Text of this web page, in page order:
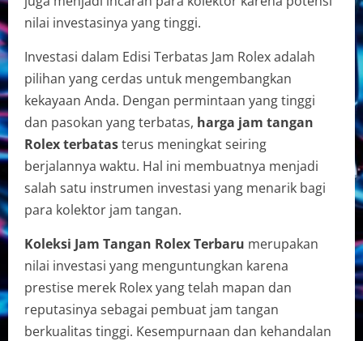
nilai investasinya yang tinggi.
Investasi dalam Edisi Terbatas Jam Rolex adalah
pilihan yang cerdas untuk mengembangkan
kekayaan Anda. Dengan permintaan yang tinggi
dan pasokan yang terbatas, harga jam tangan
Rolex terbatasterus meningkat seiring
berjalannya waktu. Hal ini membuatnya menjadi
salah satu instrumen investasi yang menarik bagi
para kolektor jam tangan.
Koleksi Jam Tangan Rolex Terbaru merupakan
nilai investasi yang menguntungkan karena
prestise merek Rolex yang telah mapan dan
reputasinya sebagai pembuat jam tangan
berkualitas tinggi. Kesempurnaan dan kehandalan